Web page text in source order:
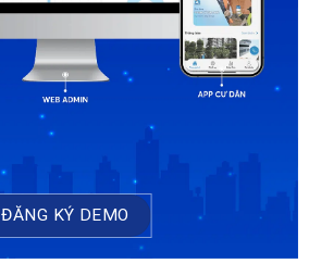
ĐĂNG KÝ DEMO